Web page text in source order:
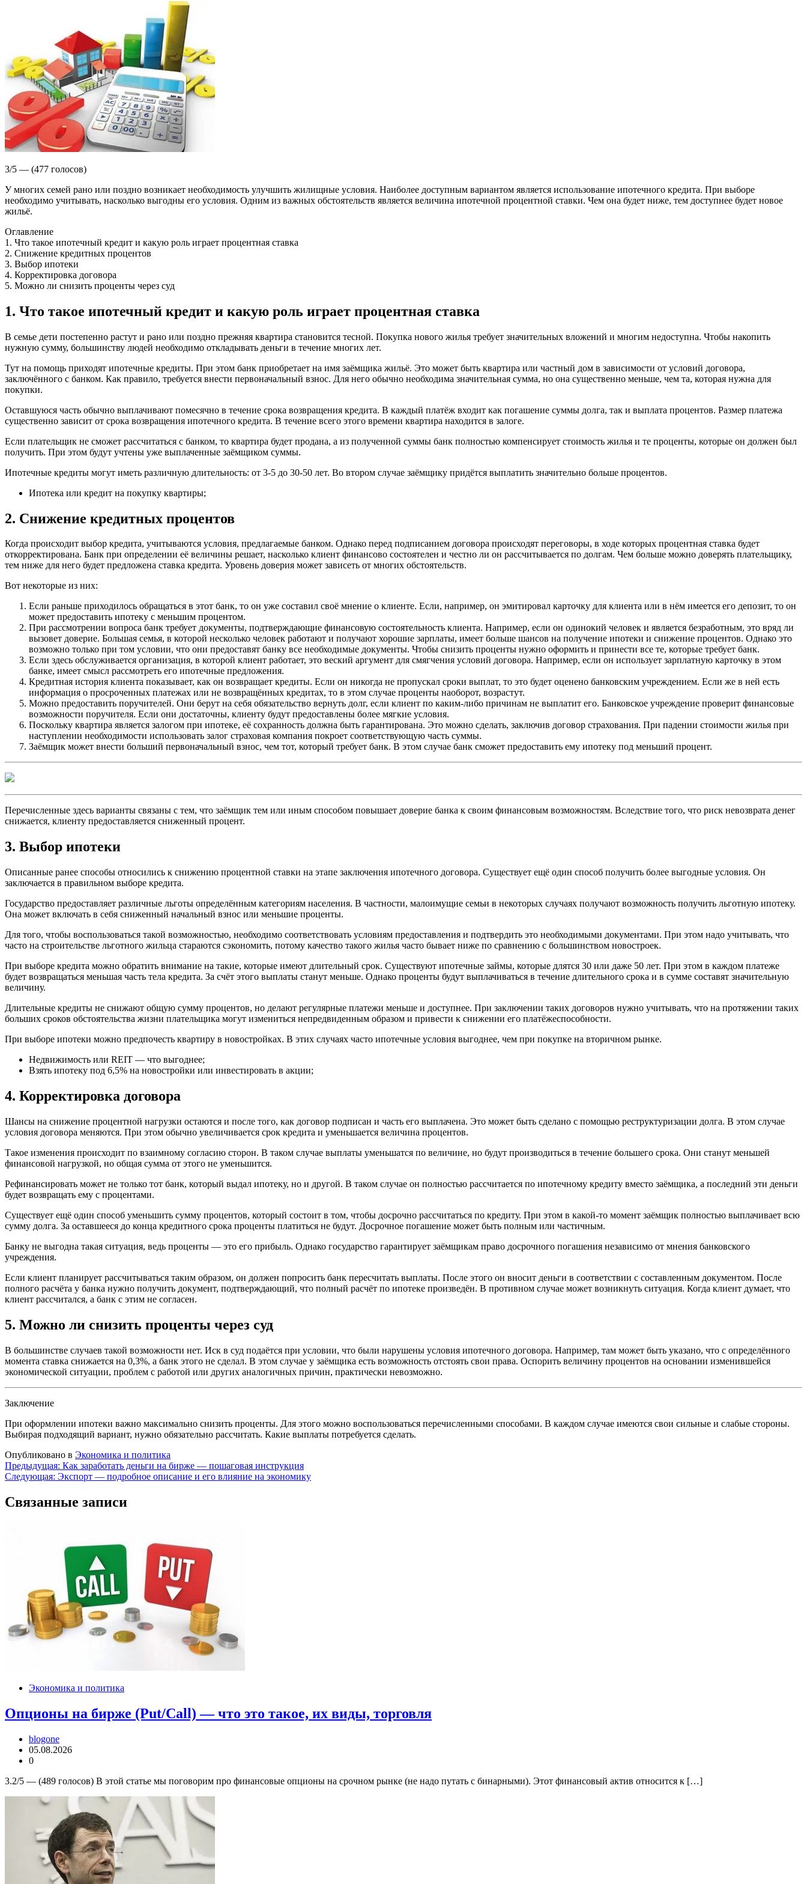
3/5 — (477 голосов)
У многих семей рано или поздно возникает необходимость улучшить жилищные условия. Наиболее доступным вариантом является использование ипотечного кредита. При выборе
необходимо учитывать, насколько выгодны его условия. Одним из важных обстоятельств является величина ипотечной процентной ставки. Чем она будет ниже, тем доступнее будет новое
жильё.
Оглавление
1. Что такое ипотечный кредит и какую роль играет процентная ставка
2. Снижение кредитных процентов
3. Выбор ипотеки
4. Корректировка договора
5. Можно ли снизить проценты через суд
1. Что такое ипотечный кредит и какую роль играет процентная ставка
В семье дети постепенно растут и рано или поздно прежняя квартира становится тесной. Покупка нового жилья требует значительных вложений и многим недоступна. Чтобы накопить
нужную сумму, большинству людей необходимо откладывать деньги в течение многих лет.
Тут на помощь приходят ипотечные кредиты. При этом банк приобретает на имя заёмщика жильё. Это может быть квартира или частный дом в зависимости от условий договора,
заключённого с банком. Как правило, требуется внести первоначальный взнос. Для него обычно необходима значительная сумма, но она существенно меньше, чем та, которая нужна для
покупки.
Оставшуюся часть обычно выплачивают помесячно в течение срока возвращения кредита. В каждый платёж входит как погашение суммы долга, так и выплата процентов. Размер платежа
существенно зависит от срока возвращения ипотечного кредита. В течение всего этого времени квартира находится в залоге.
Если плательщик не сможет рассчитаться с банком, то квартира будет продана, а из полученной суммы банк полностью компенсирует стоимость жилья и те проценты, которые он должен был
получить. При этом будут учтены уже выплаченные заёмщиком суммы.
Ипотечные кредиты могут иметь различную длительность: от 3-5 до 30-50 лет. Во втором случае заёмщику придётся выплатить значительно больше процентов.
Ипотека или кредит на покупку квартиры;
2. Снижение кредитных процентов
Когда происходит выбор кредита, учитываются условия, предлагаемые банком. Однако перед подписанием договора происходят переговоры, в ходе которых процентная ставка будет
откорректирована. Банк при определении её величины решает, насколько клиент финансово состоятелен и честно ли он рассчитывается по долгам. Чем больше можно доверять плательщику,
тем ниже для него будет предложена ставка кредита. Уровень доверия может зависеть от многих обстоятельств.
Вот некоторые из них:
Если раньше приходилось обращаться в этот банк, то он уже составил своё мнение о клиенте. Если, например, он эмитировал карточку для клиента или в нём имеется его депозит, то он
может предоставить ипотеку с меньшим процентом.
При рассмотрении вопроса банк требует документы, подтверждающие финансовую состоятельность клиента. Например, если он одинокий человек и является безработным, это вряд ли
вызовет доверие. Большая семья, в которой несколько человек работают и получают хорошие зарплаты, имеет больше шансов на получение ипотеки и снижение процентов. Однако это
возможно только при том условии, что они предоставят банку все необходимые документы. Чтобы снизить проценты нужно оформить и принести все те, которые требует банк.
Если здесь обслуживается организация, в которой клиент работает, это веский аргумент для смягчения условий договора. Например, если он использует зарплатную карточку в этом
банке, имеет смысл рассмотреть его ипотечные предложения.
Кредитная история клиента показывает, как он возвращает кредиты. Если он никогда не пропускал сроки выплат, то это будет оценено банковским учреждением. Если же в ней есть
информация о просроченных платежах или не возвращённых кредитах, то в этом случае проценты наоборот, возрастут.
Можно предоставить поручителей. Они берут на себя обязательство вернуть долг, если клиент по каким-либо причинам не выплатит его. Банковское учреждение проверит финансовые
возможности поручителя. Если они достаточны, клиенту будут предоставлены более мягкие условия.
Поскольку квартира является залогом при ипотеке, её сохранность должна быть гарантирована. Это можно сделать, заключив договор страхования. При падении стоимости жилья при
наступлении необходимости использовать залог страховая компания покроет соответствующую часть суммы.
Заёмщик может внести больший первоначальный взнос, чем тот, который требует банк. В этом случае банк сможет предоставить ему ипотеку под меньший процент.
Перечисленные здесь варианты связаны с тем, что заёмщик тем или иным способом повышает доверие банка к своим финансовым возможностям. Вследствие того, что риск невозврата денег
снижается, клиенту предоставляется сниженный процент.
3. Выбор ипотеки
Описанные ранее способы относились к снижению процентной ставки на этапе заключения ипотечного договора. Существует ещё один способ получить более выгодные условия. Он
заключается в правильном выборе кредита.
Государство предоставляет различные льготы определённым категориям населения. В частности, малоимущие семьи в некоторых случаях получают возможность получить льготную ипотеку.
Она может включать в себя сниженный начальный взнос или меньшие проценты.
Для того, чтобы воспользоваться такой возможностью, необходимо соответствовать условиям предоставления и подтвердить это необходимыми документами. При этом надо учитывать, что
часто на строительстве льготного жильца стараются сэкономить, потому качество такого жилья часто бывает ниже по сравнению с большинством новостроек.
При выборе кредита можно обратить внимание на такие, которые имеют длительный срок. Существуют ипотечные займы, которые длятся 30 или даже 50 лет. При этом в каждом платеже
будет возвращаться меньшая часть тела кредита. За счёт этого выплаты станут меньше. Однако проценты будут выплачиваться в течение длительного срока и в сумме составят значительную
величину.
Длительные кредиты не снижают общую сумму процентов, но делают регулярные платежи меньше и доступнее. При заключении таких договоров нужно учитывать, что на протяжении таких
больших сроков обстоятельства жизни плательщика могут измениться непредвиденным образом и привести к снижении его платёжеспособности.
При выборе ипотеки можно предпочесть квартиру в новостройках. В этих случаях часто ипотечные условия выгоднее, чем при покупке на вторичном рынке.
Недвижимость или REIT — что выгоднее;
Взять ипотеку под 6,5% на новостройки или инвестировать в акции;
4. Корректировка договора
Шансы на снижение процентной нагрузки остаются и после того, как договор подписан и часть его выплачена. Это может быть сделано с помощью реструктуризации долга. В этом случае
условия договора меняются. При этом обычно увеличивается срок кредита и уменьшается величина процентов.
Такое изменения происходит по взаимному согласию сторон. В таком случае выплаты уменьшатся по величине, но будут производиться в течение большего срока. Они станут меньшей
финансовой нагрузкой, но общая сумма от этого не уменьшится.
Рефинансировать может не только тот банк, который выдал ипотеку, но и другой. В таком случае он полностью рассчитается по ипотечному кредиту вместо заёмщика, а последний эти деньги
будет возвращать ему с процентами.
Существует ещё один способ уменьшить сумму процентов, который состоит в том, чтобы досрочно рассчитаться по кредиту. При этом в какой-то момент заёмщик полностью выплачивает всю
сумму долга. За оставшееся до конца кредитного срока проценты платиться не будут. Досрочное погашение может быть полным или частичным.
Банку не выгодна такая ситуация, ведь проценты — это его прибыль. Однако государство гарантирует заёмщикам право досрочного погашения независимо от мнения банковского
учреждения.
Если клиент планирует рассчитываться таким образом, он должен попросить банк пересчитать выплаты. После этого он вносит деньги в соответствии с составленным документом. После
полного расчёта у банка нужно получить документ, подтверждающий, что полный расчёт по ипотеке произведён. В противном случае может возникнуть ситуация. Когда клиент думает, что
клиент рассчитался, а банк с этим не согласен.
5. Можно ли снизить проценты через суд
В большинстве случаев такой возможности нет. Иск в суд подаётся при условии, что были нарушены условия ипотечного договора. Например, там может быть указано, что с определённого
момента ставка снижается на 0,3%, а банк этого не сделал. В этом случае у заёмщика есть возможность отстоять свои права. Оспорить величину процентов на основании изменившейся
экономической ситуации, проблем с работой или других аналогичных причин, практически невозможно.
Заключение
При оформлении ипотеки важно максимально снизить проценты. Для этого можно воспользоваться перечисленными способами. В каждом случае имеются свои сильные и слабые стороны.
Выбирая подходящий вариант, нужно обязательно рассчитать. Какие выплаты потребуется сделать.
Опубликовано в Экономика и политика
Навигация
по
записям
Предыдущая: Как заработать деньги на бирже — пошаговая инструкция
Следующая: Экспорт — подробное описание и его влияние на экономику
Связанные записи
Экономика и политика
Опционы на бирже (Put/Call) — что это такое, их виды, торговля
blogone
05.08.2026
0
3.2/5 — (489 голосов) В этой статье мы поговорим про финансовые опционы на срочном рынке (не надо путать с бинарными). Этот финансовый актив относится к […]